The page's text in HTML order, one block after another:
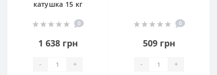
катушка 15 кг
0
1 638 грн
- +
0
509 грн
- +